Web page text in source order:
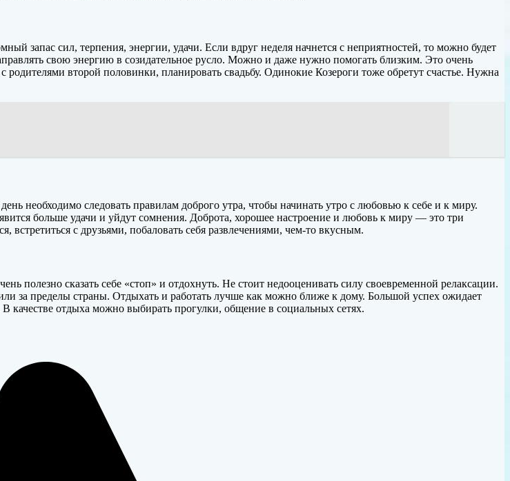
запас сил, терпения, энергии, удачи. Если вдруг неделя начнется с неприятностей, то можно будет
свою энергию в созидательное русло. Можно и даже нужно помогать близким. Это очень
второй половинки, планировать свадьбу. Одинокие Козероги тоже обретут счастье. Нужна
необходимо следовать правилам доброго утра, чтобы начинать утро с любовью к себе и к миру.
больше удачи и уйдут сомнения. Доброта, хорошее настроение и любовь к миру — это три
с друзьями, побаловать себя развлечениями, чем-то вкусным.
полезно сказать себе «стоп» и отдохнуть. Не стоит недооценивать силу своевременной релаксации.
за пределы страны. Отдыхать и работать лучше как можно ближе к дому. Большой успех ожидает
качестве отдыха можно выбирать прогулки, общение в социальных сетях.